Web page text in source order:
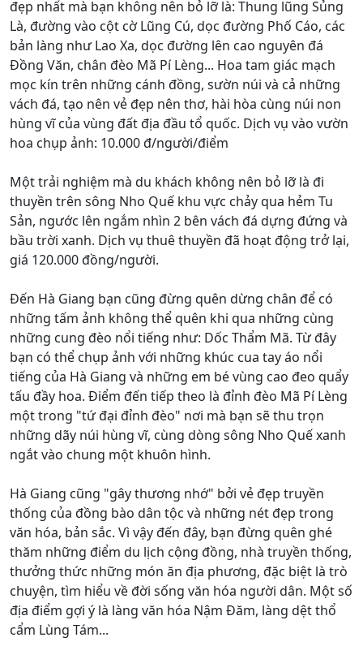
đẹp nhất mà bạn không nên bỏ lỡ là: Thung lũng Sủng
Là, đường vào cột cờ Lũng Cú, dọc đường Phố Cáo, các
bản làng như Lao Xa, dọc đường lên cao nguyên đá
Đồng Văn, chân đèo Mã Pí Lèng... Hoa tam giác mạch
mọc kín trên những cánh đồng, sườn núi và cả những
vách đá, tạo nên vẻ đẹp nên thơ, hài hòa cùng núi non
hùng vĩ của vùng đất địa đầu tổ quốc. Dịch vụ vào vườn
hoa chụp ảnh: 10.000 đ/người/điểm
Một trải nghiệm mà du khách không nên bỏ lỡ là đi
thuyền trên sông Nho Quế khu vực chảy qua hẻm Tu
Sản, ngước lên ngắm nhìn 2 bên vách đá dựng đứng và
bầu trời xanh. Dịch vụ thuê thuyền đã hoạt động trở lại,
giá 120.000 đồng/người.
Đến Hà Giang bạn cũng đừng quên dừng chân để có
những tấm ảnh không thể quên khi qua những cùng
những cung đèo nổi tiếng như: Dốc Thẩm Mã. Từ đây
bạn có thể chụp ảnh với những khúc cua tay áo nổi
tiếng của Hà Giang và những em bé vùng cao đeo quẩy
tấu đầy hoa. Điểm đến tiếp theo là đỉnh đèo Mã Pí Lèng
một trong "tứ đại đỉnh đèo" nơi mà bạn sẽ thu trọn
những dãy núi hùng vĩ, cùng dòng sông Nho Quế xanh
ngắt vào chung một khuôn hình.
Hà Giang cũng "gây thương nhớ" bởi vẻ đẹp truyền
thống của đồng bào dân tộc và những nét đẹp trong
văn hóa, bản sắc. Vì vậy đến đây, bạn đừng quên ghé
thăm những điểm du lịch cộng đồng, nhà truyền thống,
thưởng thức những món ăn địa phương, đặc biệt là trò
chuyện, tìm hiểu về đời sống văn hóa người dân. Một số
địa điểm gợi ý là làng văn hóa Nậm Đăm, làng dệt thổ
cẩm Lùng Tám...